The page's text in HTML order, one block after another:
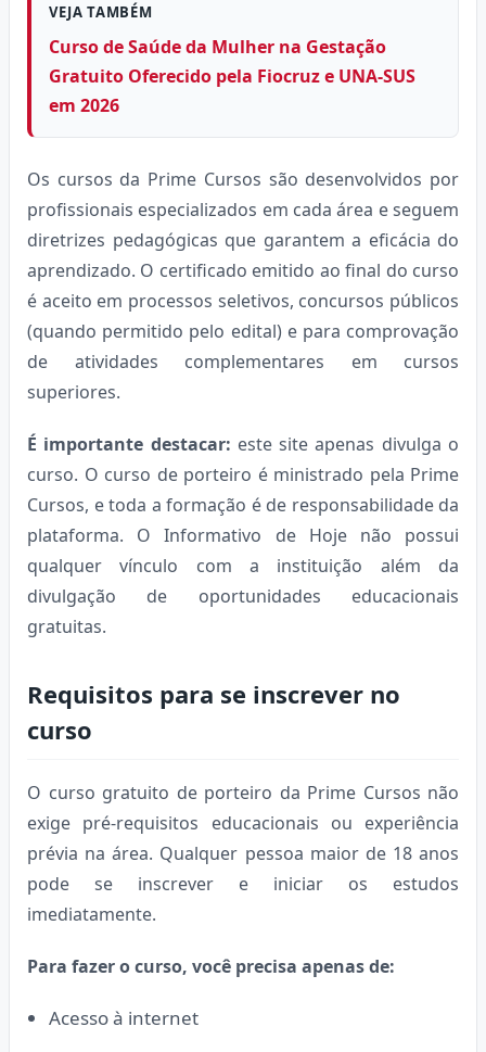
VEJA TAMBÉM
Curso de Saúde da Mulher na Gestação
Gratuito Oferecido pela Fiocruz e UNA-SUS
em 2026
Os cursos da Prime Cursos são desenvolvidos por
profissionais especializados em cada área e seguem
diretrizes pedagógicas que garantem a eficácia do
aprendizado. O certificado emitido ao final do curso
é aceito em processos seletivos, concursos públicos
(quando permitido pelo edital) e para comprovação
de atividades complementares em cursos
superiores.
É importante destacar: este site apenas divulga o
curso. O curso de porteiro é ministrado pela Prime
Cursos, e toda a formação é de responsabilidade da
plataforma. O Informativo de Hoje não possui
qualquer vínculo com a instituição além da
divulgação de oportunidades educacionais
gratuitas.
Requisitos para se inscrever no
curso
O curso gratuito de porteiro da Prime Cursos não
exige pré-requisitos educacionais ou experiência
prévia na área. Qualquer pessoa maior de 18 anos
pode se inscrever e iniciar os estudos
imediatamente.
Para fazer o curso, você precisa apenas de:
Acesso à internet